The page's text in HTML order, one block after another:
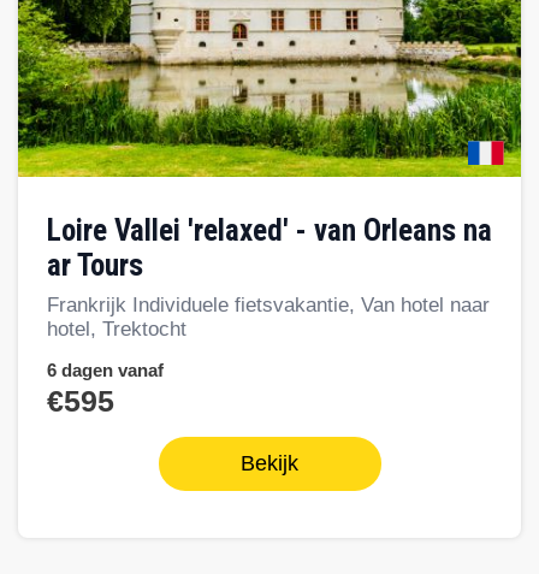
Loire Vallei 'relaxed' - van Orleans na
ar Tours
Frankrijk Individuele fietsvakantie, Van hotel naar
hotel, Trektocht
6 dagen vanaf
€595
Bekijk